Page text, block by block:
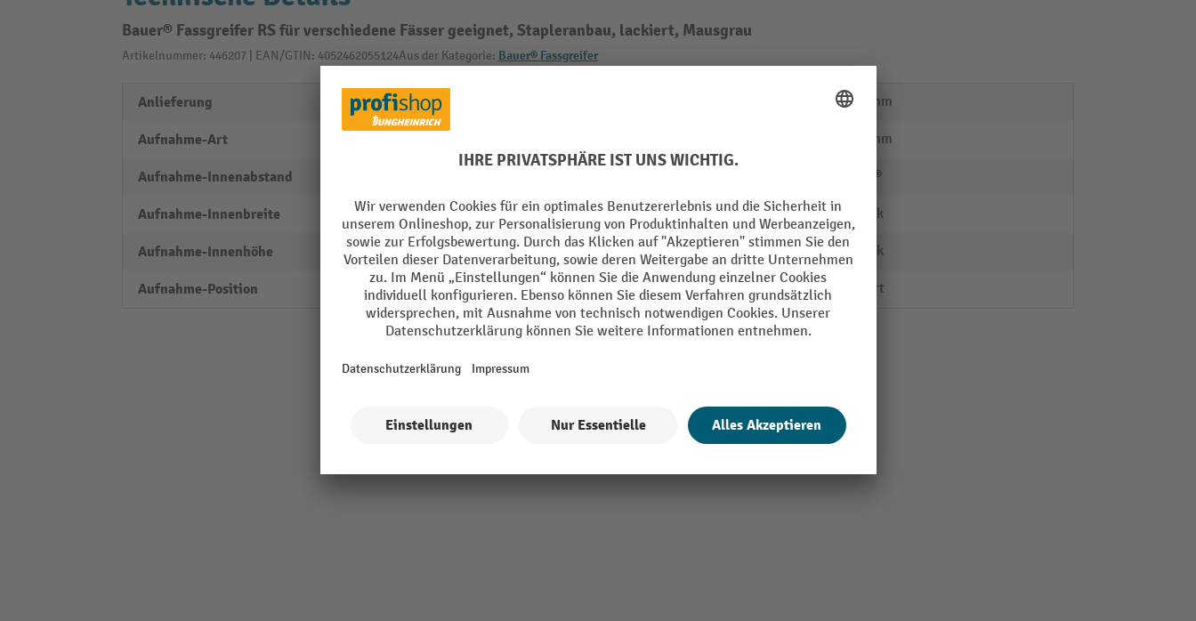
Bauer® Fassgreifer RS für verschiedene Fässer geeignet, Stapleranbau, lackiert, Mausgrau
Artikelnummer: 446207 | EAN/GTIN: 4052462055124Aus der Kategorie: Bauer® Fassgreifer
Anlieferung montiert
Aufnahme-Art
Aufnahme-Innenabstand
Aufnahme-Innenbreite 170 mm
Aufnahme-Innenhöhe 75 mm
Aufnahme-Position unten
1530 mm
1295 mm
Bauer®
Max. Anzahl Fässer 200 Liter 1 Stück
Max. Anzahl Fässer 220 Liter 1 Stück
Oberfläche lackiert